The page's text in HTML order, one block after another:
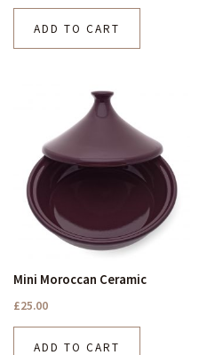
ADD TO CART
Mini Moroccan Ceramic
£25.00
ADD TO CART